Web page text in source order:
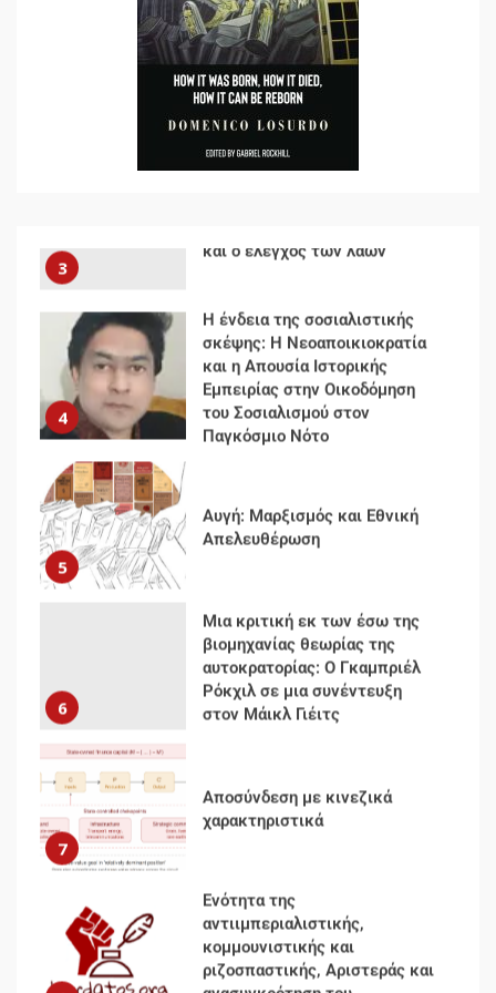
Για την απόφαση του 4ου
Συνεδρίου του Αριστερού
Ρεύματος
3
και ο έλεγχος των λαών
4
Η ένδεια της σοσιαλιστικής
σκέψης: Η Νεοαποικιοκρατία
και η Απουσία Ιστορικής
Εμπειρίας στην Οικοδόμηση
του Σοσιαλισμού στον
Παγκόσμιο Νότο
5
Αυγή: Μαρξισμός και Εθνική
Απελευθέρωση
6
Μια κριτική εκ των έσω της
βιομηχανίας θεωρίας της
αυτοκρατορίας: Ο Γκαμπριέλ
Ρόκχιλ σε μια συνέντευξη
στον Μάικλ Γιέιτς
7
Αποσύνδεση με κινεζικά
χαρακτηριστικά
Ενότητα της
αντιιμπεριαλιστικής,
κομμουνιστικής και
ριζοσπαστικής, Αριστεράς και